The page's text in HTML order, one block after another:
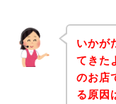
いかが
てきた
のお店
る原因